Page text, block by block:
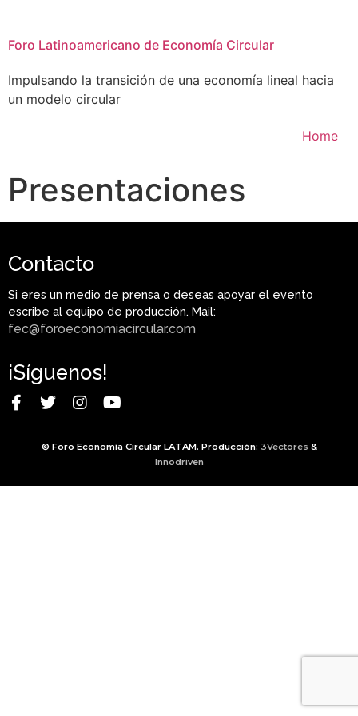
Foro Latinoamericano de Economía Circular
Impulsando la transición de una economía lineal hacia
un modelo circular
Home
Presentaciones
Contacto
Si eres un medio de prensa o deseas apoyar el evento
escribe al equipo de producción. Mail:
fec@foroeconomiacircular.com
¡Síguenos!
© Foro Economía Circular LATAM. Producción: 3Vectores &
Innodriven